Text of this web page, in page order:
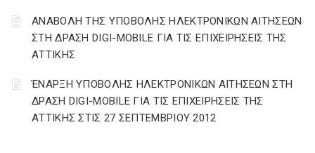
ΑΝΑΒΟΛΗ ΤΗΣ ΥΠΟΒΟΛΗΣ ΗΛΕΚΤΡΟΝΙΚΩΝ ΑΙΤΗΣΕΩΝ
ΣΤΗ ΔΡΑΣΗ DIGI-MOBILE ΓΙΑ ΤΙΣ ΕΠΙΧΕΙΡΗΣΕΙΣ ΤΗΣ
ΑΤΤΙΚΗΣ
ΈΝΑΡΞΗ ΥΠΟΒΟΛΗΣ ΗΛΕΚΤΡΟΝΙΚΩΝ ΑΙΤΗΣΕΩΝ ΣΤΗ
ΔΡΑΣΗ DIGI-MOBILE ΓΙΑ ΤΙΣ ΕΠΙΧΕΙΡΗΣΕΙΣ ΤΗΣ
ΑΤΤΙΚΗΣ ΣΤΙΣ 27 ΣΕΠΤΕΜΒΡΙΟΥ 2012